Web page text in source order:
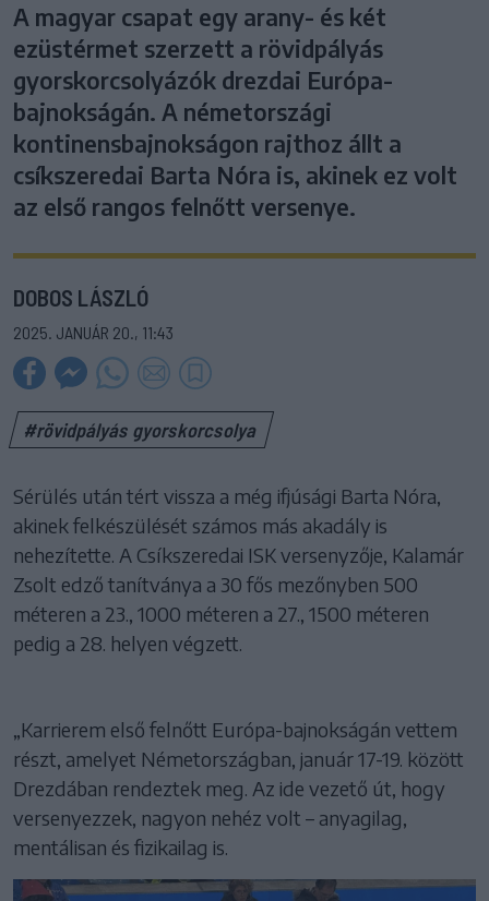
A magyar csapat egy arany- és két
ezüstérmet szerzett a rövidpályás
gyorskorcsolyázók drezdai Európa-
bajnokságán. A németországi
kontinensbajnokságon rajthoz állt a
csíkszeredai Barta Nóra is, akinek ez volt
az első rangos felnőtt versenye.
DOBOS LÁSZLÓ
2025. JANUÁR 20., 11:43
#rövidpályás gyorskorcsolya
Sérülés után tért vissza a még ifjúsági Barta Nóra,
akinek felkészülését számos más akadály is
nehezítette. A Csíkszeredai ISK versenyzője, Kalamár
Zsolt edző tanítványa a 30 fős mezőnyben 500
méteren a 23., 1000 méteren a 27., 1500 méteren
pedig a 28. helyen végzett.
„Karrierem első felnőtt Európa-bajnokságán vettem
részt, amelyet Németországban, január 17-19. között
Drezdában rendeztek meg. Az ide vezető út, hogy
versenyezzek, nagyon nehéz volt – anyagilag,
mentálisan és fizikailag is.